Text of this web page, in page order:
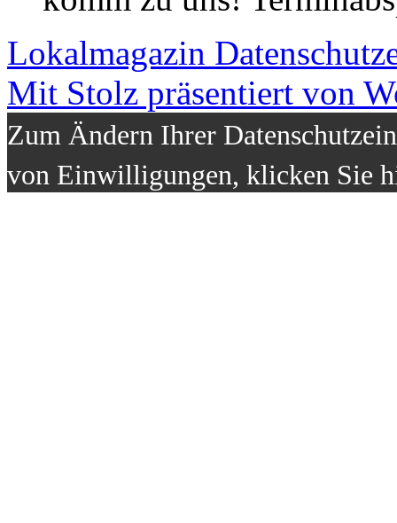
Lokalmagazin
Mit Stolz präsentiert von
Zum Ändern Ihrer
von Einwilligungen, klicken Sie